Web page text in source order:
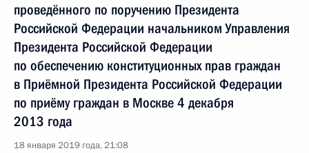
проведённого по поручению Президента
Российской Федерации начальником Управления
Президента Российской Федерации
по обеспечению конституционных прав граждан
в Приёмной Президента Российской Федерации
по приёму граждан в Москве 4 декабря
2013 года
18 января 2019 года, 21:08